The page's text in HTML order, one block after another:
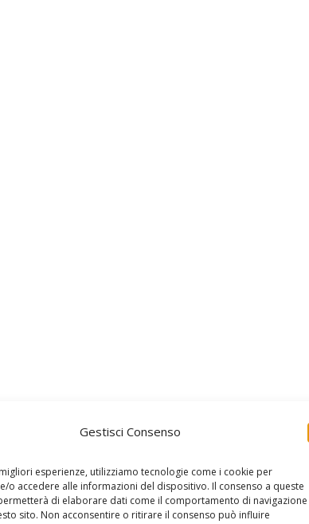
Gestisci Consenso
esperienze, utilizziamo tecnologie come i cookie per
o accedere alle informazioni del dispositivo. Il consenso a queste
di elaborare dati come il comportamento di
sito. Non acconsentire o ritirare il consenso può influire